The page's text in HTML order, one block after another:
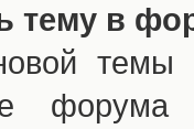
тему в
темы